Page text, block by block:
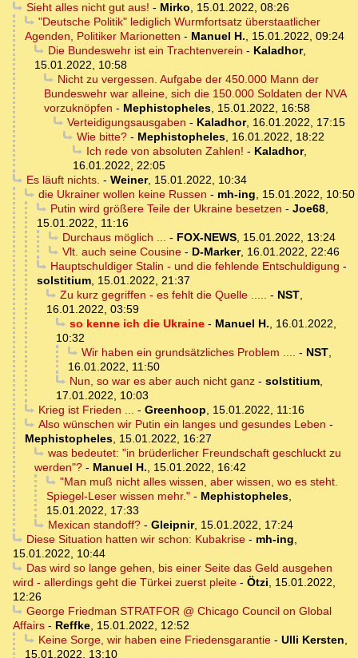
Sieht alles nicht gut aus! - Mirko, 15.01.2022, 08:26
"Deutsche Politik" lediglich Wurmfortsatz überstaatlicher
Agenden, Politiker Marionetten - Manuel H., 15.01.2022, 09:24
Die Bundeswehr ist ein Trachtenverein - Kaladhor,
15.01.2022, 10:58
Nicht zu vergessen. Aufgabe der 450.000 Mann der
Bundeswehr war alleine, sich die 150.000 Soldaten der NVA
vorzuknöpfen - Mephistopheles, 15.01.2022, 16:58
Verteidigungsausgaben - Kaladhor, 16.01.2022, 17:15
Wie bitte?- Mephistopheles, 16.01.2022, 18:22
Ich rede von absoluten Zahlen! - Kaladhor,
16.01.2022, 22:05
Es läuft nichts. - Weiner, 15.01.2022, 10:34
die Ukrainer wollen keine Russen - mh-ing, 15.01.2022, 10:50
Putin wird größere Teile der Ukraine besetzen - Joe68,
15.01.2022, 11:16
Durchaus möglich ... - FOX-NEWS, 15.01.2022, 13:24
Vlt. auch seine Cousine- D-Marker, 16.01.2022, 22:46
Hauptschuldiger Stalin - und die fehlende Entschuldigung -
solstitium, 15.01.2022, 21:37
Zu kurz gegriffen - es fehlt die Quelle ..... - NST,
16.01.2022, 03:59
so kenne ich die Ukraine- Manuel H., 16.01.2022,
10:32
Wir haben ein grundsätzliches Problem .... - NST,
16.01.2022, 11:50
Nun, so war es aber auch nicht ganz- solstitium,
17.01.2022, 10:03
Krieg ist Frieden ... - Greenhoop, 15.01.2022, 11:16
Also wünschen wir Putin ein langes und gesundes Leben -
Mephistopheles, 15.01.2022, 16:27
was bedeutet: "in brüderlicher Freundschaft geschluckt zu
werden"? - Manuel H., 15.01.2022, 16:42
"Man muß nicht alles wissen, aber wissen, wo es steht.
Spiegel-Leser wissen mehr." - Mephistopheles,
15.01.2022, 17:33
Mexican standoff?- Gleipnir, 15.01.2022, 17:24
Diese Situation hatten wir schon: Kubakrise- mh-ing,
15.01.2022, 10:44
Das wird so lange gehen, bis einer Seite das Geld ausgehen
wird - allerdings geht die Türkei zuerst pleite - Ötzi, 15.01.2022,
12:26
George Friedman STRATFOR @ Chicago Council on Global
Affairs - Reffke, 15.01.2022, 12:52
Keine Sorge, wir haben eine Friedensgarantie- Ulli Kersten,
15.01.2022, 13:10